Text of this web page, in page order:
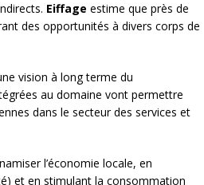
Eiffage estime que près de
des opportunités à divers corps de
vision à long terme du
au domaine vont permettre
dans le secteur des services et
l’économie locale, en
et en stimulant la consommation